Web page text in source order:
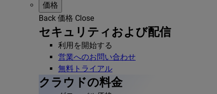
価格
Back 価格 Close
セキュリティおよび配信
利用を開始する
営業へのお問い合わせ
無料トライアル
クラウドの料金